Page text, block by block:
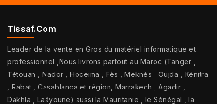
Tissaf.com
Leader de la vente en Gros du matériel informatique et
professionnel ,Nous livrons partout au Maroc (Tanger ,
Tétouan , Nador , Hoceima , Fès , Meknès , Oujda , Kénitra
, Rabat , Casablanca et région, Marrakech , Agadir ,
Dakhla , Laâyoune) aussi la Mauritanie , le Sénégal , la